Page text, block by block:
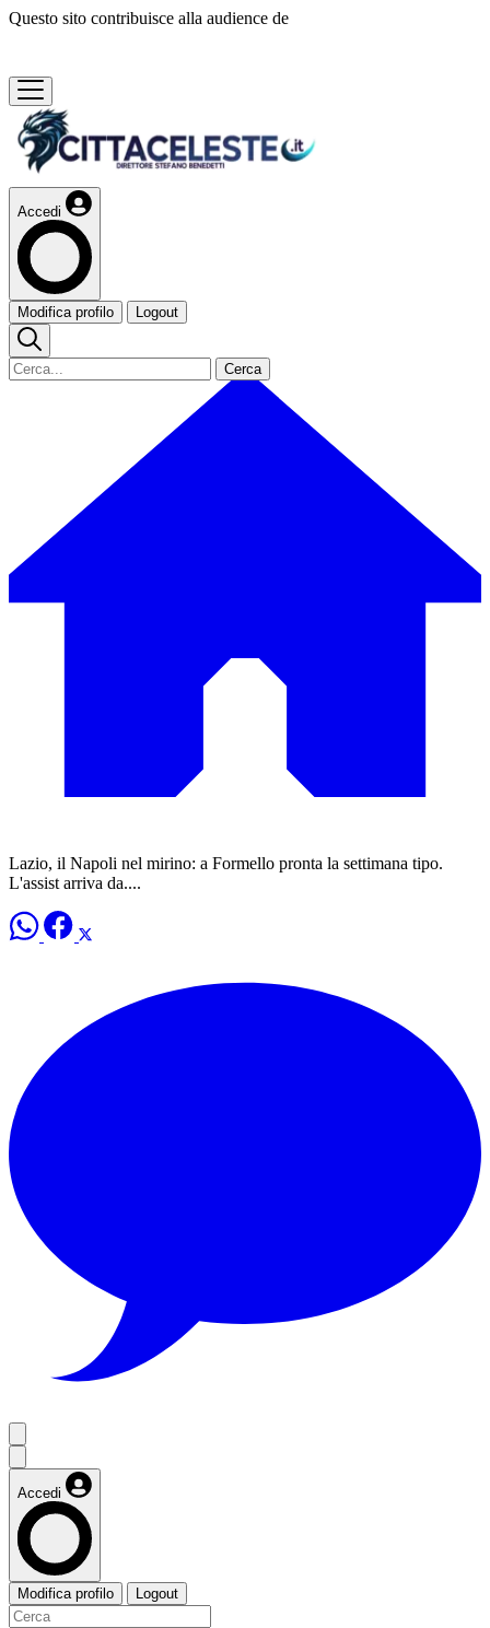
Questo sito contribuisce alla audience de
Accedi
Modifica profilo Logout
Cerca
Lazio, il Napoli nel mirino: a Formello pronta la settimana tipo.
L'assist arriva da....
Accedi
Modifica profilo Logout